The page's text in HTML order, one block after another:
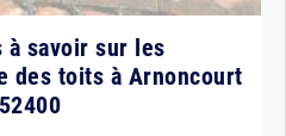
à savoir sur les
des toits à Arnoncourt